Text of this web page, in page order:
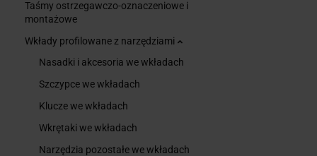
Taśmy ostrzegawczo-oznaczeniowe i
montażowe
Wkłady profilowane z narzędziami
Nasadki i akcesoria we wkładach
Szczypce we wkładach
Klucze we wkładach
Wkrętaki we wkładach
Narzędzia pozostałe we wkładach